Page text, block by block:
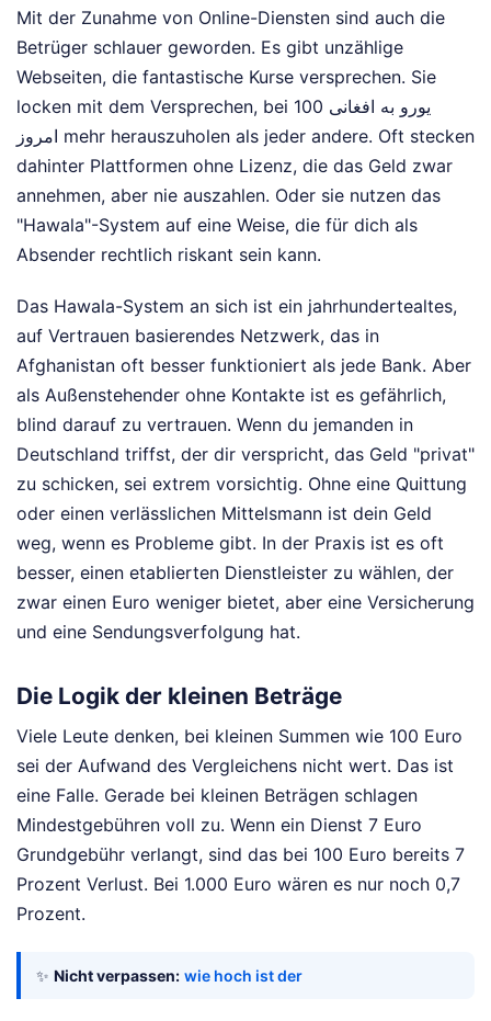
Mit der Zunahme von Online-Diensten sind auch die
Betrüger schlauer geworden. Es gibt unzählige
Webseiten, die fantastische Kurse versprechen. Sie
locken mit dem Versprechen, bei 100 یورو به افغانی
امروز mehr herauszuholen als jeder andere. Oft stecken
dahinter Plattformen ohne Lizenz, die das Geld zwar
annehmen, aber nie auszahlen. Oder sie nutzen das
"Hawala"-System auf eine Weise, die für dich als
Absender rechtlich riskant sein kann.
Das Hawala-System an sich ist ein jahrhundertealtes,
auf Vertrauen basierendes Netzwerk, das in
Afghanistan oft besser funktioniert als jede Bank. Aber
als Außenstehender ohne Kontakte ist es gefährlich,
blind darauf zu vertrauen. Wenn du jemanden in
Deutschland triffst, der dir verspricht, das Geld "privat"
zu schicken, sei extrem vorsichtig. Ohne eine Quittung
oder einen verlässlichen Mittelsmann ist dein Geld
weg, wenn es Probleme gibt. In der Praxis ist es oft
besser, einen etablierten Dienstleister zu wählen, der
zwar einen Euro weniger bietet, aber eine Versicherung
und eine Sendungsverfolgung hat.
Die Logik der kleinen Beträge
Viele Leute denken, bei kleinen Summen wie 100 Euro
sei der Aufwand des Vergleichens nicht wert. Das ist
eine Falle. Gerade bei kleinen Beträgen schlagen
Mindestgebühren voll zu. Wenn ein Dienst 7 Euro
Grundgebühr verlangt, sind das bei 100 Euro bereits 7
Prozent Verlust. Bei 1.000 Euro wären es nur noch 0,7
Prozent.
✨ Nicht verpassen: wie hoch ist der